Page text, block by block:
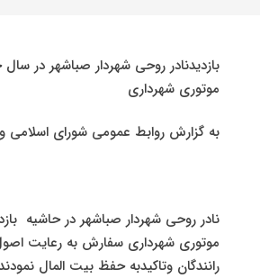
بازدیدنادر روحی شهردار صباشهر در سال
موتوری شهرداری
به گزارش روابط عمومی شورای اسلامی
نادر روحی شهردار صباشهر در حاشیه
موتوری شهرداری سفارش به رعایت
رانندگان وتاکیدبه حفظ بیت المال